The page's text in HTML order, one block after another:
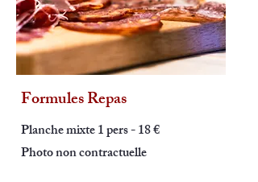
Formules Repas
Planche mixte 1 pers - 18 €
Photo non contractuelle